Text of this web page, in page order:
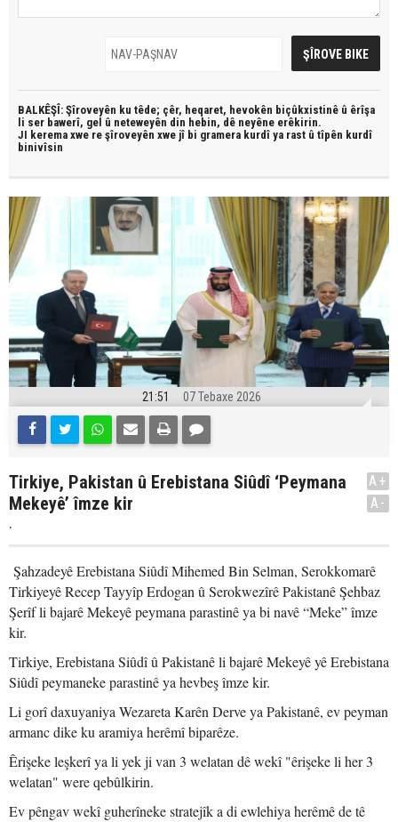
BALKÊŞÎ: Şîroveyên ku têde; çêr, heqaret, hevokên biçûkxistinê û êrîşa
li ser bawerî, gel û neteweyên din hebin, dê neyêne erêkirin.
JI kerema xwe re şîroveyên xwe jî bi gramera kurdî ya rast û tîpên kurdî
binivîsin
21:51 07 Tebaxe 2026
Tirkiye, Pakistan û Erebistana Siûdî ‘Peymana
Mekeyê’ îmze kir
.
A+
A-
Şahzadeyê Erebistana Siûdî Mihemed Bin Selman, Serokkomarê
Tirkiyeyê Recep Tayyîp Erdogan û Serokwezîrê Pakistanê Şehbaz
Şerîf li bajarê Mekeyê peymana parastinê ya bi navê “Meke” îmze
kir.
Tirkiye, Erebistana Siûdî û Pakistanê li bajarê Mekeyê yê Erebistana
Siûdî peymaneke parastinê ya hevbeş îmze kir.
Li gorî daxuyaniya Wezareta Karên Derve ya Pakistanê, ev peyman
armanc dike ku aramiya herêmî biparêze.
Êrişeke leşkerî ya li yek ji van 3 welatan dê wekî "êrişeke li her 3
welatan" were qebûlkirin.
Ev pêngav wekî guherîneke stratejîk a di ewlehiya herêmê de tê